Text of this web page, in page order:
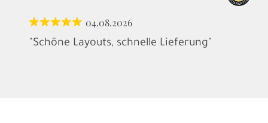
04.08.2026
"Schöne Layouts, schnelle Lieferung"